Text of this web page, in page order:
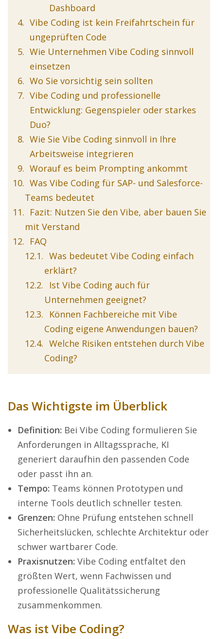
Dashboard
Vibe Coding ist kein Freifahrtschein für
ungeprüften Code
Wie Unternehmen Vibe Coding sinnvoll
einsetzen
Wo Sie vorsichtig sein sollten
Vibe Coding und professionelle
Entwicklung: Gegenspieler oder starkes
Duo?
Wie Sie Vibe Coding sinnvoll in Ihre
Arbeitsweise integrieren
Worauf es beim Prompting ankommt
Was Vibe Coding für SAP- und Salesforce-
Teams bedeutet
Fazit: Nutzen Sie den Vibe, aber bauen Sie
mit Verstand
FAQ
Was bedeutet Vibe Coding einfach
erklärt?
Ist Vibe Coding auch für
Unternehmen geeignet?
Können Fachbereiche mit Vibe
Coding eigene Anwendungen bauen?
Welche Risiken entstehen durch Vibe
Coding?
Das Wichtigste im Überblick
Definition: Bei Vibe Coding formulieren Sie
Anforderungen in Alltagssprache, KI
generiert daraufhin den passenden Code
oder passt ihn an.
Tempo: Teams können Prototypen und
interne Tools deutlich schneller testen.
Grenzen: Ohne Prüfung entstehen schnell
Sicherheitslücken, schlechte Architektur oder
schwer wartbarer Code.
Praxisnutzen: Vibe Coding entfaltet den
größten Wert, wenn Fachwissen und
professionelle Qualitätssicherung
zusammenkommen.
Was ist Vibe Coding?